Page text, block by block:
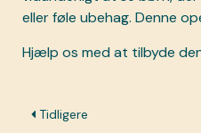
eller føle ubehag. Denne
Hjælp os med at tilbyde
Tidligere